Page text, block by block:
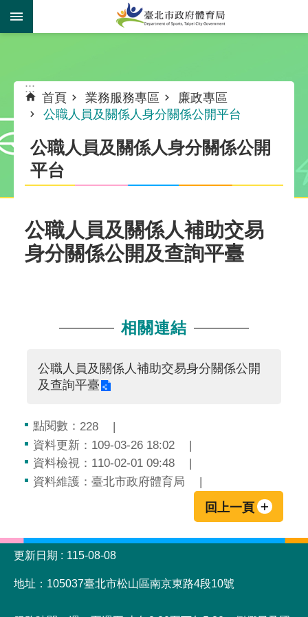
跳到主要內容區塊
:::
首頁 業務服務專區
廉政專區
公職人員及關係人身分關係公開平台
公職人員及關係人身分關係公開
平台
公職人員及關係人補助交易
身分關係公開及查詢平臺
相關連結
公職人員及關係人補助交易身分關係公開
及查詢平臺
點閱數： 228
資料更新：109-03-26 18:02
資料檢視：110-02-01 09:48
資料維護：臺北市政府體育局
回上一頁
:::
更新日期
115-08-08
地址：105037臺北市松山區南京東路4段10號